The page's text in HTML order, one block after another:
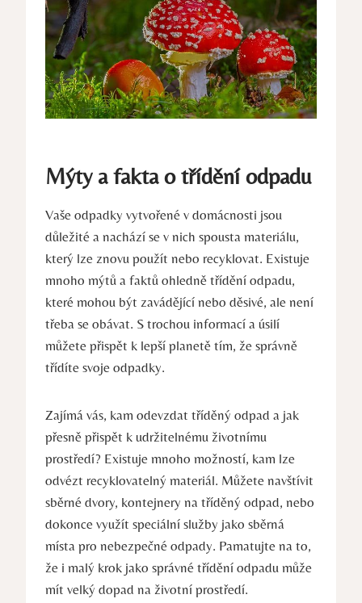
Mýty a fakta o třídění odpadu
Vaše odpadky vytvořené v domácnosti jsou
důležité a nachází se v nich spousta materiálu,
který lze znovu použít nebo recyklovat. Existuje
mnoho mýtů a faktů ohledně třídění odpadu,
které mohou být zavádějící nebo děsivé, ale není
třeba se obávat. S trochou informací a úsilí
můžete přispět k lepší planetě tím, že správně
třídíte svoje odpadky.
Zajímá vás, kam odevzdat tříděný odpad a jak
přesně přispět k udržitelnému životnímu
prostředí? Existuje mnoho možností, kam lze
odvézt recyklovatelný materiál. Můžete navštívit
sběrné dvory, kontejnery na tříděný odpad, nebo
dokonce využít speciální služby jako sběrná
místa pro nebezpečné odpady. Pamatujte na to,
že i malý krok jako správné třídění odpadu může
mít velký dopad na životní prostředí.